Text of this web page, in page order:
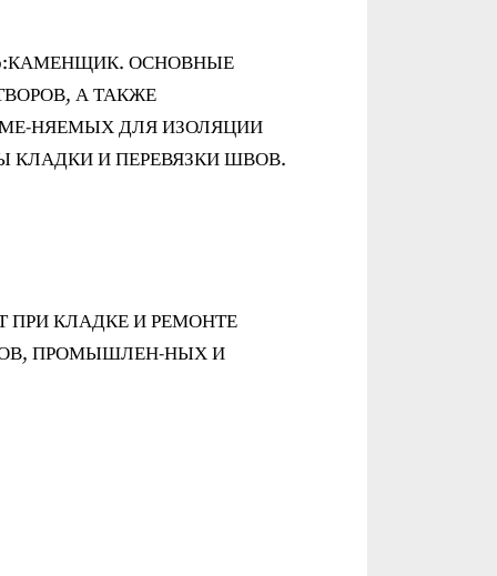
ОСНОВНЫЕ
А ТАКЖЕ
НЯЕМЫХ ДЛЯ ИЗОЛЯЦИИ
КЛАДКИ И ПЕРЕВЯЗКИ ШВОВ.
КЛАДКЕ И РЕМОНТЕ
ПРОМЫШЛЕН-НЫХ И